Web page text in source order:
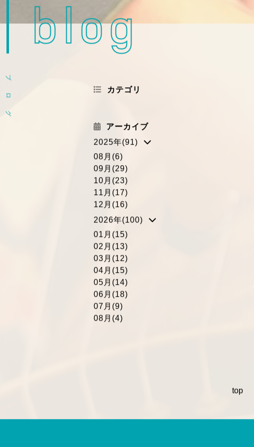
blog
ブ
ロ
グ
カテゴリ
アーカイブ
2025年(91)
08月(6)
09月(29)
10月(23)
11月(17)
12月(16)
2026年(100)
01月(15)
02月(13)
03月(12)
04月(15)
05月(14)
06月(18)
07月(9)
08月(4)
top